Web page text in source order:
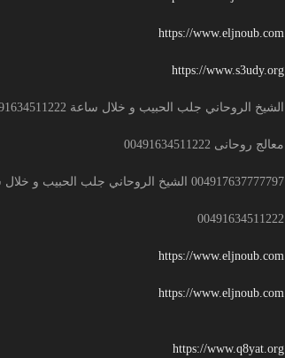
https://www.eljnoub.com
https://www.s3udy.org
الشيخ الروحاني جلب الحبيب و خلال ساعة 00491634511222 لجلب الحبيب
معالج روحانى 00491634511222
004917637777797 الشيخ الروحاني جلب الحبيب و خلال ساعة
00491634511222
https://www.eljnoub.com
https://www.eljnoub.com
https://www.q8yat.org